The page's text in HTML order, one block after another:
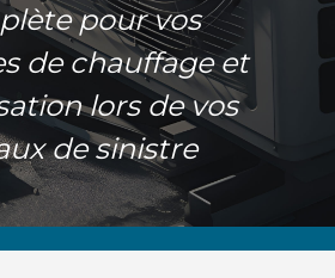
pour vos
de chauffage et
lors de vos
de sinistre